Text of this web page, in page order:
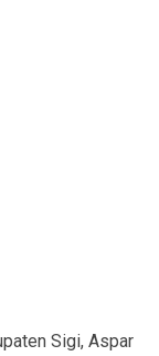
Sigi, Aspar